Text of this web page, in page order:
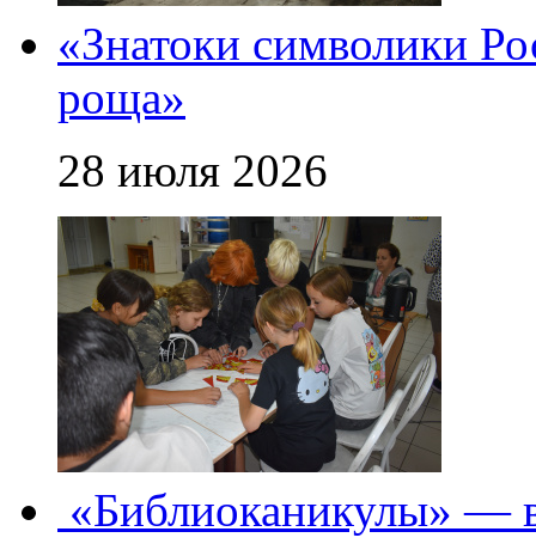
«Знатоки символики
роща»
28 июля 2026
«Библиоканикулы» —